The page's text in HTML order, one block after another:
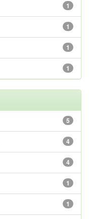
1
1
1
1
5
4
4
1
1